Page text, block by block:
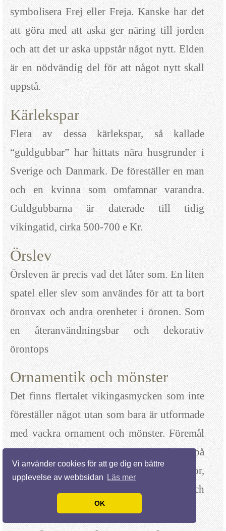
Vi använder cookies för att ge dig en bättre
upplevelse av webbsidan
Läs mer
OK
symbolisera Frej eller Freja. Kanske har det
att göra med att aska ger näring till jorden
och att det ur aska uppstår något nytt. Elden
är en nödvändig del för att något nytt skall
uppstå.
Kärlekspar
Flera av dessa kärlekspar, så kallade
“guldgubbar” har hittats nära husgrunder i
Sverige och Danmark. De föreställer en man
och en kvinna som omfamnar varandra.
Guldgubbarna är daterade till tidig
vikingatid, cirka 500-700 e Kr.
Örslev
Örsleven är precis vad det låter som. En liten
spatel eller slev som användes för att ta bort
öronvax och andra orenheter i öronen. Som
en återanvändningsbar och dekorativ
örontops
Ornamentik och mönster
Det finns flertalet vikingasmycken som inte
föreställer något utan som bara är utformade
med vackra ornament och mönster. Föremål
med klassiska vikingamönster kan hittar på
ringar och armringar, spännbucklor,
mösstoppar, ringspännen, broscher och